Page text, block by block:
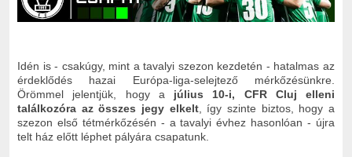
Idén is - csakúgy, mint a tavalyi szezon kezdetén - hatalmas az
érdeklődés hazai Európa-liga-selejtező mérkőzésünkre.
Örömmel jelentjük, hogy a július 10-i, CFR Cluj elleni
találkozóra az összes jegy elkelt, így szinte biztos, hogy a
szezon első tétmérkőzésén - a tavalyi évhez hasonlóan - újra
telt ház előtt léphet pályára csapatunk.